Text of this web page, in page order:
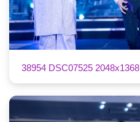
38954 DSC07525 2048x1368